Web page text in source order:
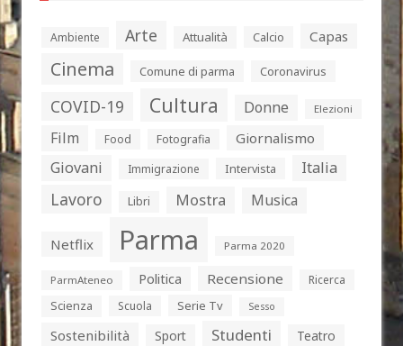
Ambiente Arte Attualità Calcio Capas
Cinema Comune di parma Coronavirus
COVID-19 Cultura Donne Elezioni
Film Food Fotografia Giornalismo
Giovani Immigrazione Intervista Italia
Lavoro Libri Mostra Musica
Netflix Parma Parma 2020
ParmAteneo Politica Recensione
Ricerca
Scienza
Scuola Serie Tv Sesso
Sostenibilità Sport Studenti Teatro